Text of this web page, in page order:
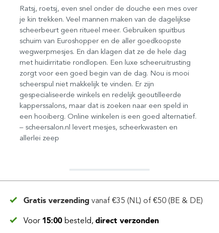
Ratsj, roetsj, even snel onder de douche een mes over
je kin trekken. Veel mannen maken van de dagelijkse
scheerbeurt geen ritueel meer. Gebruiken spuitbus
schuim van Euroshopper en de aller goedkoopste
wegwerpmesjes. En dan klagen dat ze de hele dag
met huidirritatie rondlopen. Een luxe scheeruitrusting
zorgt voor een goed begin van de dag. Nou is mooi
scheerspul niet makkelijk te vinden. Er zijn
gespecialiseerde winkels en redelijk geoutilleerde
kapperssalons, maar dat is zoeken naar een speld in
een hooiberg. Online winkelen is een goed alternatief.
– scheersalon.nl levert mesjes, scheerkwasten en
allerlei zeep
Gratis verzending vanaf €35 (NL) of €50 (BE & DE)
Voor 15:00 besteld, direct verzonden